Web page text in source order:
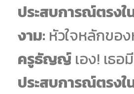
ประสบการณ์ตรงใ
งาม: หัวใจหลักขอ
ครูธัญญ์เอง! เธอมี
ประสบการณ์ตรงใ